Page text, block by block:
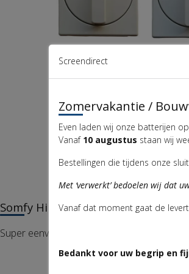
Somfy opbouw
grondplaat cremewit
€9,95
helder
€
Somfy HiPro motoren
Super eenvoudige afstelling met
Screendirect
Zomervakantie /
Even laden wij onze batterijen
Vanaf 10 augustus staan wij
Bestellingen die tijdens onze
Met ‘verwerkt’ bedoelen wij dat
Vanaf dat moment gaat de
Bedankt voor uw begrip en